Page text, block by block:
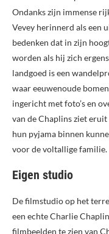
Ondanks zijn immense
Vevey herinnerd als een
bedenken dat in zijn
worden als hij zich
landgoed is een
waar eeuwenoude
ingericht met foto’s en
van de Chaplins ziet
hun pyjama binnen
voor de voltallige familie.
Eigen studio
De filmstudio op het
een echte Charlie
filmbeelden te zien van